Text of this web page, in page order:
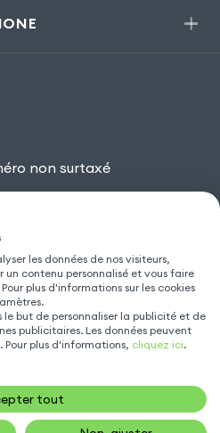
non surtaxé
NOUS
les données de nos visiteurs,
contenu personnalisé et vous faire
plus d'informations sur les cookies
le but de personnaliser la publicité et de
publicitaires. Les données peuvent
plus d'informations, cliquez ici.
tout